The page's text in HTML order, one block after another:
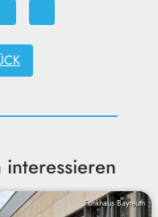
Funkhaus Bayreuth